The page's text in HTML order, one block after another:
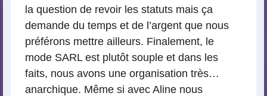
la question de revoir les statuts mais ça
demande du temps et de l’argent que nous
préférons mettre ailleurs. Finalement, le
mode SARL est plutôt souple et dans les
faits, nous avons une organisation très…
anarchique. Même si avec Aline nous